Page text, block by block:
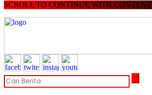
SCROLL TO CONTINUE WITH CONTENT